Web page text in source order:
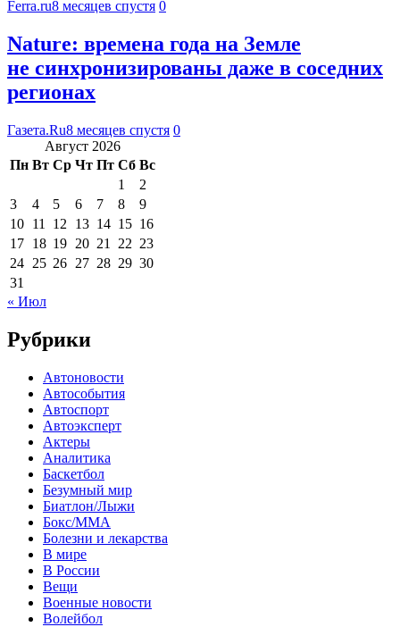
Ferra.ru8 месяцев спустя 0
Nature: времена года на Земле
не синхронизированы даже в соседних
регионах
Газета.Ru8 месяцев спустя 0
Август 2026
Пн Вт Ср Чт Пт Сб Вс
1
2
3
4 5 6 7 8
9
10 11 12 13 14 15 16
17 18 19 20 21 22 23
24 25 26 27 28 29 30
31
« Июл
Рубрики
Автоновости
Автособытия
Автоспорт
Автоэксперт
Актеры
Аналитика
Баскетбол
Безумный мир
Биатлон/Лыжи
Бокс/MMA
Болезни и лекарства
В мире
В России
Вещи
Военные новости
Волейбол